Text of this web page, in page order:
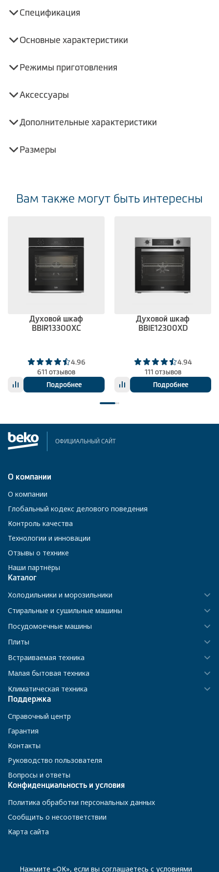
Спецификация
Основные характеристики
Режимы приготовления
Аксессуары
Дополнительные характеристики
Размеры
Вам также могут быть интересны
Духовой шкаф
BBIR13300XC
4.96
611 отзывов
Подробнее
Духовой шкаф
BBIE12300XD
4.94
111 отзывов
Подробнее
ОФИЦИАЛЬНЫЙ САЙТ
О компании
О компании
Глобальный кодекс делового поведения
Контроль качества
Технологии и инновации
Отзывы о технике
Наши партнёры
Каталог
Холодильники и морозильники
Стиральные и сушильные машины
Посудомоечные машины
Плиты
Встраиваемая техника
Малая бытовая техника
Климатическая техника
Поддержка
Справочный центр
Гарантия
Контакты
Руководство пользователя
Вопросы и ответы
Конфиденциальность и условия
Политика обработки персональных данных
Сообщить о несоответствии
Карта сайта
8 800 200-23-56
Нажмите «ОК», если вы соглашаетесь с условиями